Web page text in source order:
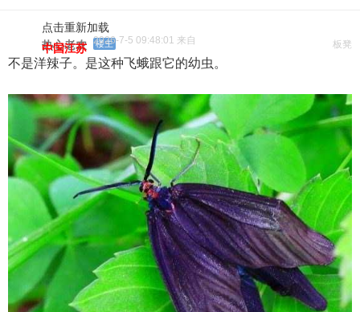
点击重新加载
板凳
热心老农 楼主
2026-7-5 09:48:01 来自
中国江苏
不是洋辣子。是这种飞蛾跟它的幼虫。